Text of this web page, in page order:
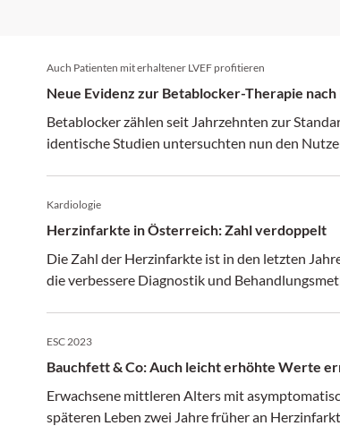
Auch Patienten mit erhaltener LVEF profitieren
Neue Evidenz zur Betablocker-Therapie
Betablocker zählen seit Jahrzehnten zur
identische Studien untersuchten nun den
Kardiologie
Herzinfarkte in Österreich: Zahl verdoppelt
Die Zahl der Herzinfarkte ist in den letzten
die verbessere Diagnostik und
ESC 2023
Bauchfett & Co: Auch leicht erhöhte Werte
Erwachsene mittleren Alters mit
späteren Leben zwei Jahre früher an